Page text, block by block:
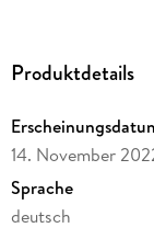
ökologischen
den Klimawandel
erneut in den
Musikindustrie auf
spielt die
Produktdetails
14. November
Sprache
deutsch